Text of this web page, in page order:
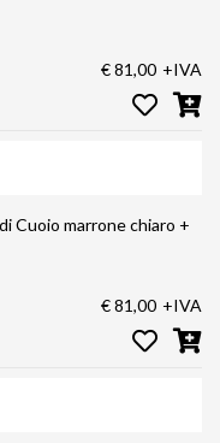
€ 81,00 +IVA
Cuoio marrone chiaro +
€ 81,00 +IVA